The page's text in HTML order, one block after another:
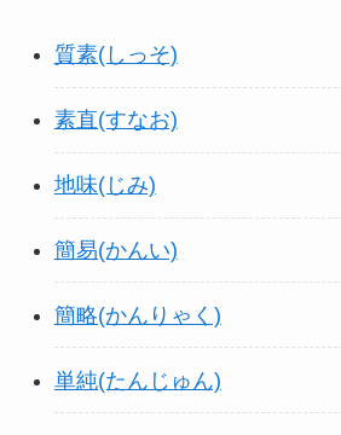
質素(しっそ)
素直(すなお)
地味(じみ)
簡易(かんい)
簡略(かんりゃく)
単純(たんじゅん)